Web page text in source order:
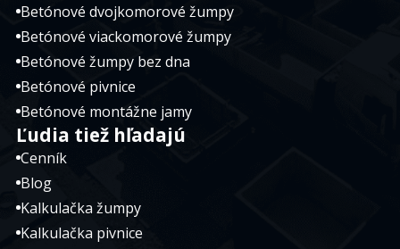
Betónové dvojkomorové žumpy
Betónové viackomorové žumpy
Betónové žumpy bez dna
Betónové pivnice
Betónové montážne jamy
Ľudia tiež hľadajú
Cenník
Blog
Kalkulačka žumpy
Kalkulačka pivnice